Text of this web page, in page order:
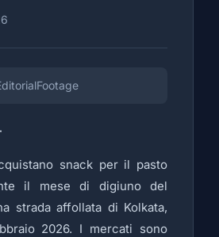
snack per il pasto
il mese di digiuno del
strada affollata di Kolkata,
2026. I mercati sono